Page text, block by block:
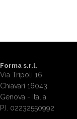
Forma s.r.l.
Via Tripoli 16
Chiavari 16043
Genova - Italia
P.I. 02232550992